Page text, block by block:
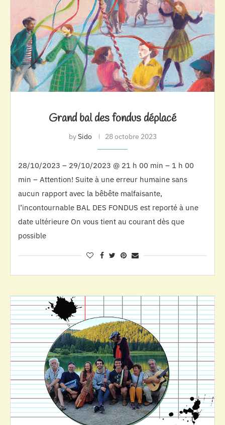
Grand bal des fondus déplacé
bySido 28 octobre 2023
28/10/2023 – 29/10/2023 @ 21 h 00 min – 1 h 00
min – Attention! Suite à une erreur humaine sans
aucun rapport avec la bêbête malfaisante,
l’incontournable BAL DES FONDUS est reporté à une
date ultérieure On vous tient au courant dès que
possible